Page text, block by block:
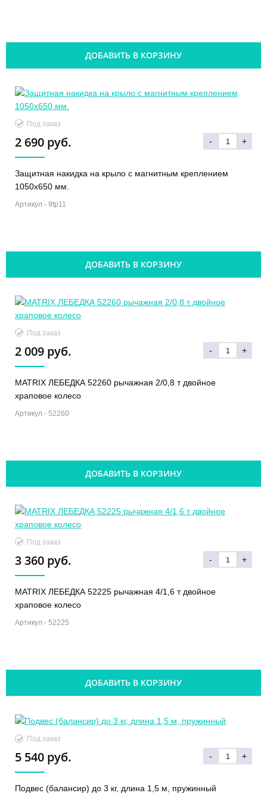
ДОБАВИТЬ В КОРЗИНУ
Под заказ
2 690 руб. - +
Защитная накидка на крыло с магнитным креплением
1050х650 мм.
Артикул - 9tp11
ДОБАВИТЬ В КОРЗИНУ
Под заказ
2 009 руб. - +
MATRIX ЛЕБЕДКА 52260 рычажная 2/0,8 т двойное
храповое колесо
Артикул - 52260
ДОБАВИТЬ В КОРЗИНУ
Под заказ
3 360 руб. - +
MATRIX ЛЕБЕДКА 52225 рычажная 4/1,6 т двойное
храповое колесо
Артикул - 52225
ДОБАВИТЬ В КОРЗИНУ
Под заказ
5 540 руб. - +
Подвес (балансир) до 3 кг, длина 1,5 м, пружинный